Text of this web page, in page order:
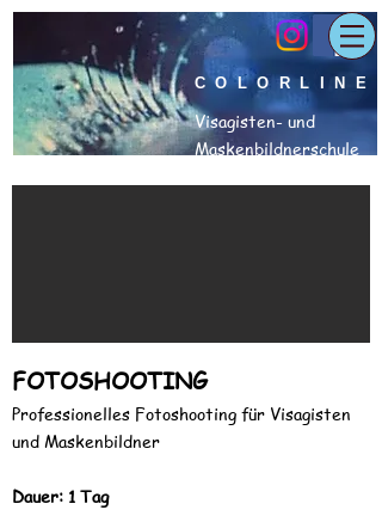
COLORLINE
Visagisten- und
Maskenbildnerschule
FOTOSHOOTING
Professionelles Fotoshooting für Visagisten
und Maskenbildner
Dauer: 1 Tag